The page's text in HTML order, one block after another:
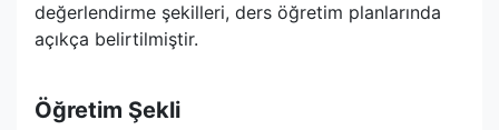
değerlendirme şekilleri, ders öğretim planlarında
açıkça belirtilmiştir.
Öğretim Şekli